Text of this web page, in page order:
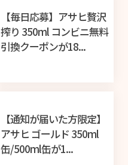
【毎日応募】アサヒ贅沢
搾り 350ml コンビニ無料
引換クーポンが18...
【通知が届いた方限定】
アサヒ ゴールド 350ml
缶/500ml缶が1...